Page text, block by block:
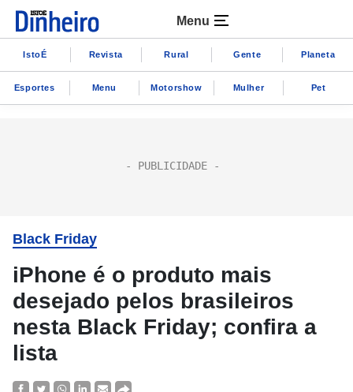
Menu
IstoÉ Revista Rural Gente Planeta
Esportes Menu Motorshow Mulher Pet
Black Friday
iPhone é o produto mais
desejado pelos brasileiros
nesta Black Friday; confira a
lista